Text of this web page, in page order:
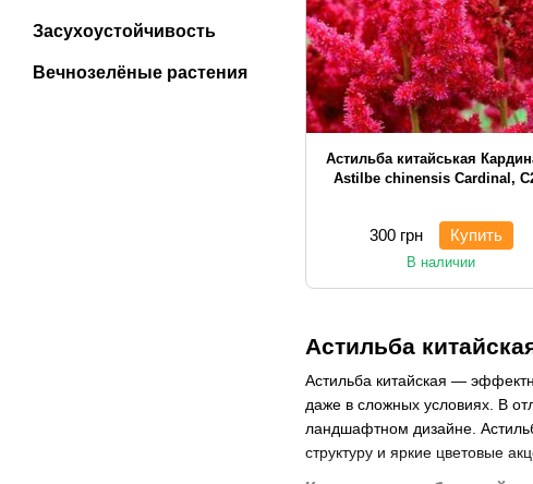
Астильба
Астильба китайская —
даже в сложных условиях. В
ландшафтном дизайне.
структуру и яркие цветовые
Астильба китайськая
Astilbe chinensis Cardinal,
300 грн Купить
В наличии
Засухоустойчивость
Вечнозелёные растения